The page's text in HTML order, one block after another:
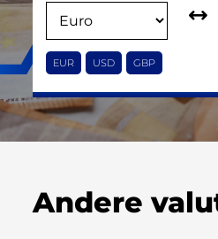
EUR USD GBP
Andere